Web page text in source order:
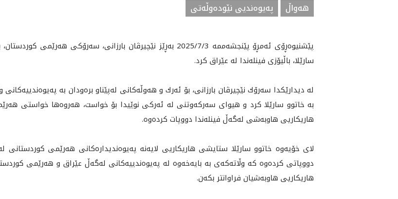
هه‌واڵ په‌یوه‌ندیی نێوده‌وڵه‌تی
پێشنيوه‌ڕۆى ئه‌مڕۆ پێنجشه‌ممه‌ 2025/7/3 به‌ڕێز نێچيرڤان بارزانى،
سارێلا، باڵيۆزى فينله‌ندا له‌ عێراق كرد.
له‌ ديدارێكدا سه‌رۆك نێچيرڤان بارزانى، بۆ ئه‌رك و هه‌وڵه‌كانى له‌پێناو بره‌ودان بە
به‌ خاتوو سارێلا كرد و هيواى سه‌ركه‌وتنى له‌ ئه‌ركى نوێيدا بۆ خواست، هه‌روه‌ها خواستى
هاريكاريى هاوبه‌شى له‌گه‌ڵ فينله‌ندا دووپات كرده‌وه‌.
لاى خۆيه‌وه‌ خاتوو سارێلا ستايشى هاريكاريى لايه‌نه‌ په‌يوه‌نديداره‌كانى هه‌رێمى
دووپاتى كرده‌وه‌ كه‌ وڵاته‌كه‌ى به‌ بايه‌خه‌وه‌ له‌ په‌يوه‌ندييه‌كانى له‌گه‌ڵ عێراق و هه‌رێمى
هاريكاريى هاوبه‌شيان فراوانتر بكه‌ن.